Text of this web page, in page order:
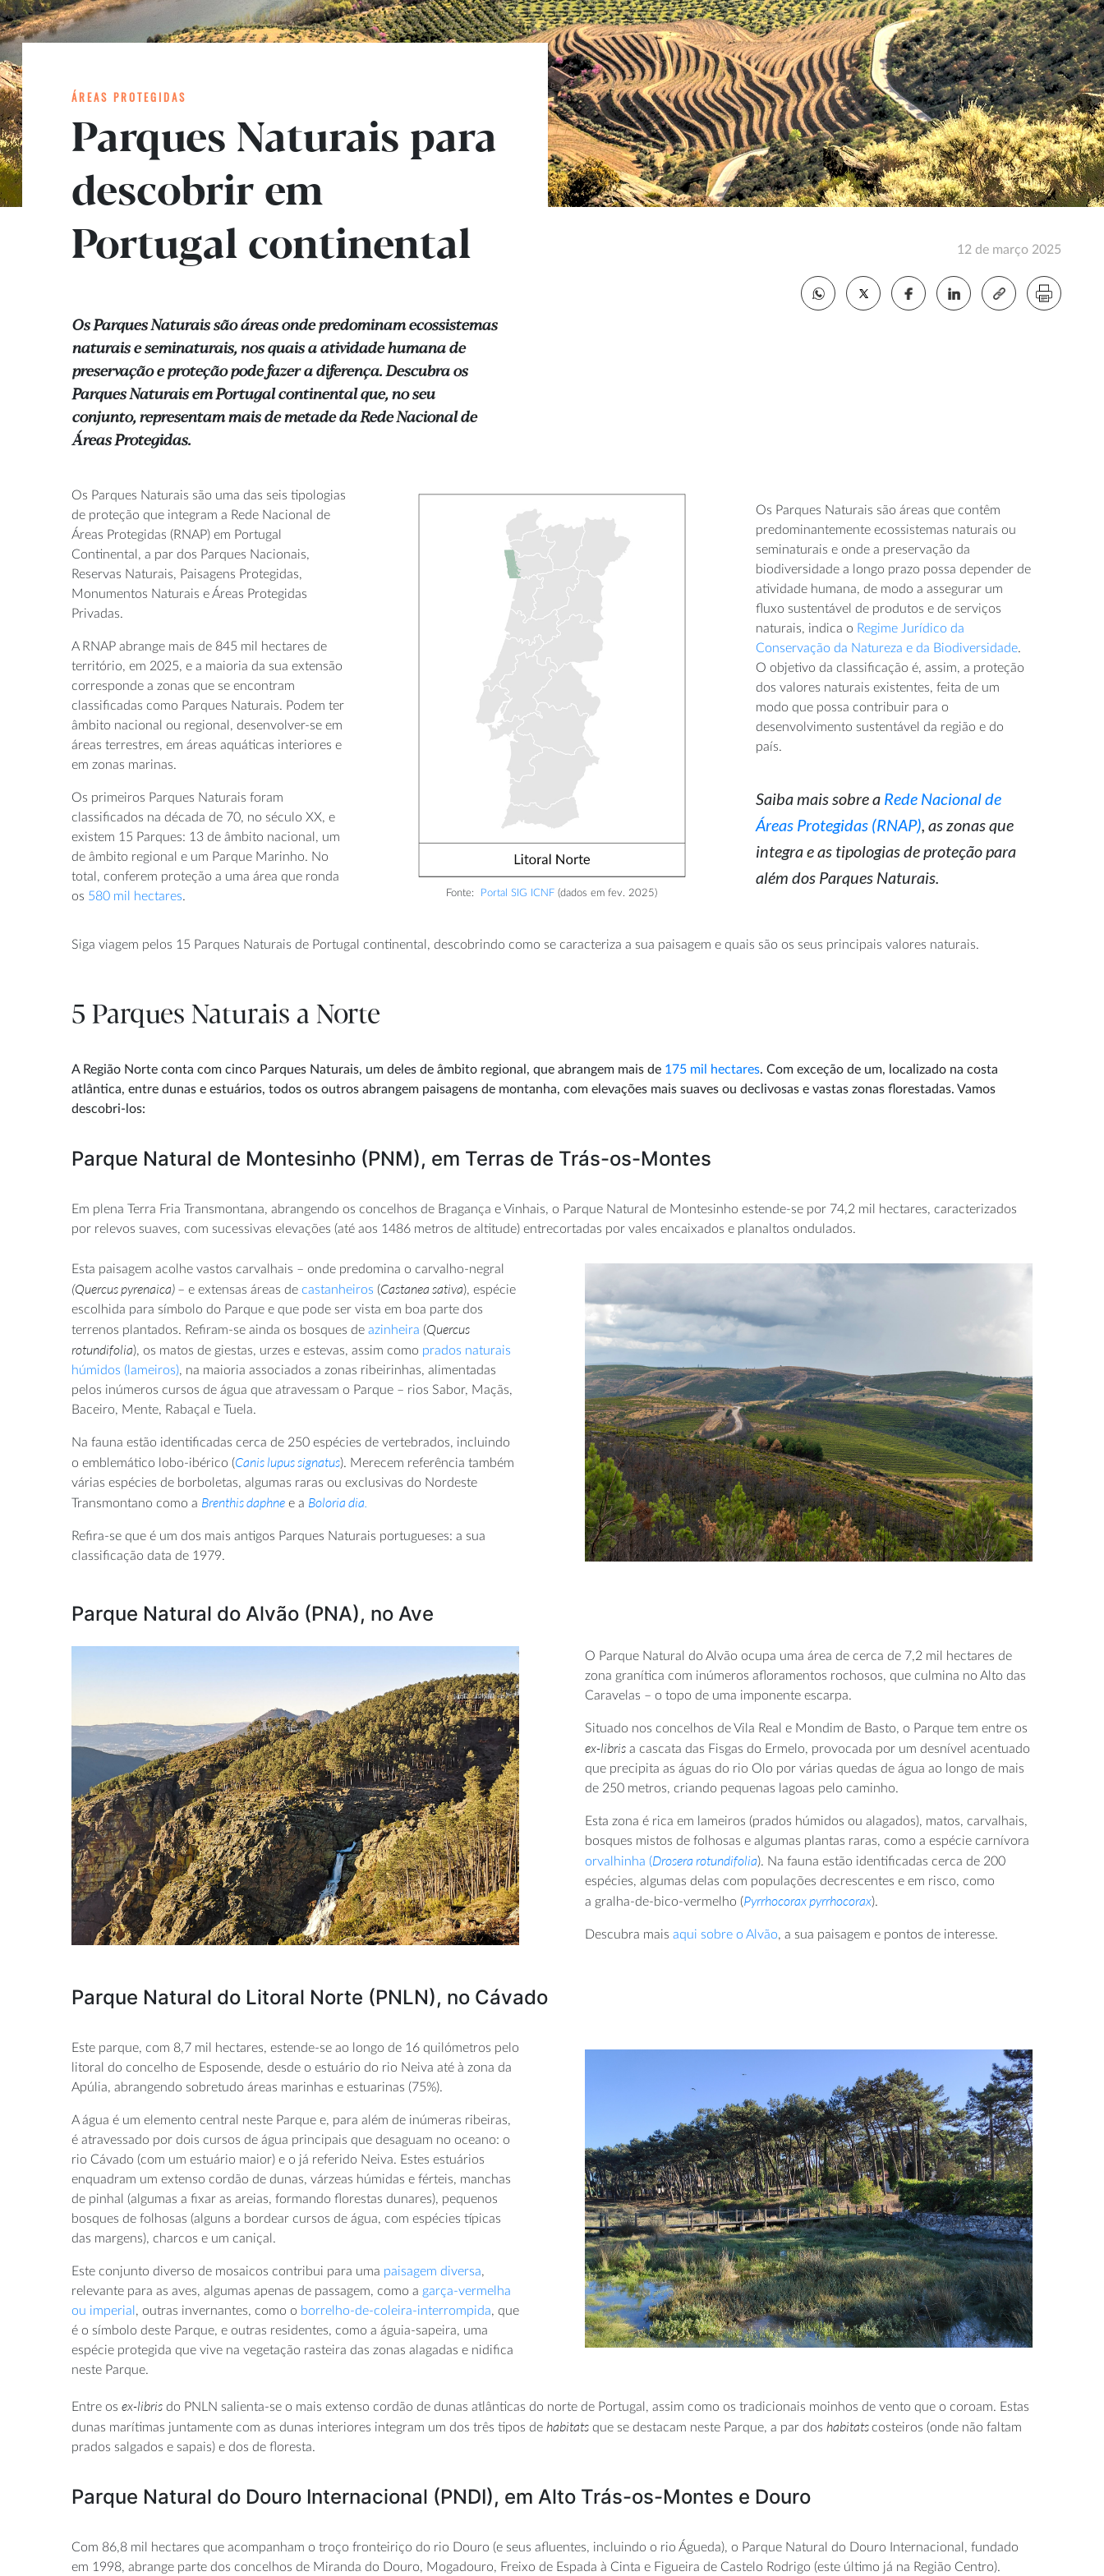
ÁREAS PROTEGIDAS
Parques Naturais para
descobrir em
Portugal continental
Os Parques Naturais são áreas onde predominam ecossistemas
naturais e seminaturais, nos quais a atividade humana de
preservação e proteção pode fazer a diferença. Descubra os
Parques Naturais em Portugal continental que, no seu
conjunto, representam mais de metade da Rede Nacional de
Áreas Protegidas.
12 de março 2025
Os Parques Naturais são uma das seis tipologias
de proteção que integram a Rede Nacional de
Áreas Protegidas (RNAP) em Portugal
Continental, a par dos Parques Nacionais,
Reservas Naturais, Paisagens Protegidas,
Monumentos Naturais e Áreas Protegidas
Privadas.
A RNAP abrange mais de 845 mil hectares de
território, em 2025, e a maioria da sua extensão
corresponde a zonas que se encontram
classificadas como Parques Naturais. Podem ter
âmbito nacional ou regional, desenvolver-se em
áreas terrestres, em áreas aquáticas interiores e
em zonas marinas.
Os primeiros Parques Naturais foram
classificados na década de 70, no século XX, e
existem 15 Parques: 13 de âmbito nacional, um
de âmbito regional e um Parque Marinho. No
total, conferem proteção a uma área que ronda
os 580 mil hectares. Fonte: Portal SIG ICNF (dados em fev. 2025)
Os Parques Naturais são áreas que contêm
predominantemente ecossistemas naturais ou
seminaturais e onde a preservação da
biodiversidade a longo prazo possa depender de
atividade humana, de modo a assegurar um
fluxo sustentável de produtos e de serviços
naturais, indica o Regime Jurídico da
Conservação da Natureza e da Biodiversidade.
O objetivo da classificação é, assim, a proteção
dos valores naturais existentes, feita de um
modo que possa contribuir para o
desenvolvimento sustentável da região e do
país.
Saiba mais sobre a Rede Nacional de
Áreas Protegidas (RNAP), as zonas que
integra e as tipologias de proteção para
além dos Parques Naturais.
Siga viagem pelos 15 Parques Naturais de Portugal continental, descobrindo como se caracteriza a sua paisagem e quais são os seus principais valores naturais.
5 Parques Naturais a Norte
A Região Norte conta com cinco Parques Naturais, um deles de âmbito regional, que abrangem mais de 175 mil hectares. Com exceção de um, localizado na costa
atlântica, entre dunas e estuários, todos os outros abrangem paisagens de montanha, com elevações mais suaves ou declivosas e vastas zonas florestadas. Vamos
descobri-los:
Parque Natural de Montesinho (PNM), em Terras de Trás-os-Montes
Em plena Terra Fria Transmontana, abrangendo os concelhos de Bragança e Vinhais, o Parque Natural de Montesinho estende-se por 74,2 mil hectares, caracterizados
por relevos suaves, com sucessivas elevações (até aos 1486 metros de altitude) entrecortadas por vales encaixados e planaltos ondulados.
Esta paisagem acolhe vastos carvalhais – onde predomina o carvalho-negral
(Quercus pyrenaica) – e extensas áreas de castanheiros (Castanea sativa), espécie
escolhida para símbolo do Parque e que pode ser vista em boa parte dos
terrenos plantados. Refiram-se ainda os bosques de azinheira (Quercus
rotundifolia), os matos de giestas, urzes e estevas, assim como prados naturais
húmidos (lameiros), na maioria associados a zonas ribeirinhas, alimentadas
pelos inúmeros cursos de água que atravessam o Parque – rios Sabor, Maçãs,
Baceiro, Mente, Rabaçal e Tuela.
Na fauna estão identificadas cerca de 250 espécies de vertebrados, incluindo
o emblemático lobo-ibérico (Canis lupus signatus). Merecem referência também
várias espécies de borboletas, algumas raras ou exclusivas do Nordeste
Transmontano como a Brenthis daphne e a Boloria dia.
Refira-se que é um dos mais antigos Parques Naturais portugueses: a sua
classificação data de 1979.
Parque Natural do Alvão (PNA), no Ave
O Parque Natural do Alvão ocupa uma área de cerca de 7,2 mil hectares de
zona granítica com inúmeros afloramentos rochosos, que culmina no Alto das
Caravelas – o topo de uma imponente escarpa.
Situado nos concelhos de Vila Real e Mondim de Basto, o Parque tem entre os
ex-libris a cascata das Fisgas do Ermelo, provocada por um desnível acentuado
que precipita as águas do rio Olo por várias quedas de água ao longo de mais
de 250 metros, criando pequenas lagoas pelo caminho.
Esta zona é rica em lameiros (prados húmidos ou alagados), matos, carvalhais,
bosques mistos de folhosas e algumas plantas raras, como a espécie carnívora
orvalhinha (Drosera rotundifolia). Na fauna estão identificadas cerca de 200
espécies, algumas delas com populações decrescentes e em risco, como
a gralha-de-bico-vermelho (Pyrrhocorax pyrrhocorax).
Descubra mais aqui sobre o Alvão, a sua paisagem e pontos de interesse.
Parque Natural do Litoral Norte (PNLN), no Cávado
Este parque, com 8,7 mil hectares, estende-se ao longo de 16 quilómetros pelo
litoral do concelho de Esposende, desde o estuário do rio Neiva até à zona da
Apúlia, abrangendo sobretudo áreas marinhas e estuarinas (75%).
A água é um elemento central neste Parque e, para além de inúmeras ribeiras,
é atravessado por dois cursos de água principais que desaguam no oceano: o
rio Cávado (com um estuário maior) e o já referido Neiva. Estes estuários
enquadram um extenso cordão de dunas, várzeas húmidas e férteis, manchas
de pinhal (algumas a fixar as areias, formando florestas dunares), pequenos
bosques de folhosas (alguns a bordear cursos de água, com espécies típicas
das margens), charcos e um caniçal.
Este conjunto diverso de mosaicos contribui para uma paisagem diversa,
relevante para as aves, algumas apenas de passagem, como a garça-vermelha
ou imperial , outras invernantes, como o borrelho-de-coleira-interrompida, que
é o símbolo deste Parque, e outras residentes, como a águia-sapeira, uma
espécie protegida que vive na vegetação rasteira das zonas alagadas e nidifica
neste Parque.
Entre os ex-libris do PNLN salienta-se o mais extenso cordão de dunas atlânticas do norte de Portugal, assim como os tradicionais moinhos de vento que o coroam. Estas
dunas marítimas juntamente com as dunas interiores integram um dos três tipos de habitats que se destacam neste Parque, a par dos habitats costeiros (onde não faltam
prados salgados e sapais) e dos de floresta.
Parque Natural do Douro Internacional (PNDI), em Alto Trás-os-Montes e Douro
Com 86,8 mil hectares que acompanham o troço fronteiriço do rio Douro (e seus afluentes, incluindo o rio Águeda), o Parque Natural do Douro Internacional, fundado
em 1998, abrange parte dos concelhos de Miranda do Douro, Mogadouro, Freixo de Espada à Cinta e Figueira de Castelo Rodrigo (este último já na Região Centro).